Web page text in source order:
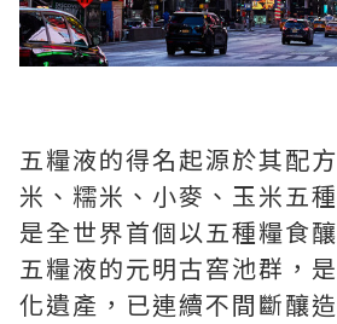
五糧液的得名起源於其配
米、糯米、小麥、玉米五
是全世界首個以五種糧食
五糧液的元明古窖池群，
化遺產，已連續不間斷釀